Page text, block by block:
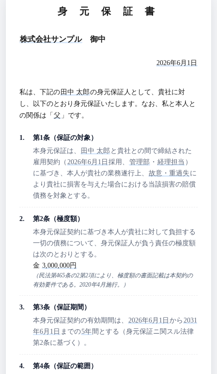
身 元 保 証 書
株式会社サンプル 御中
2026年6月1日
私は、下記の 田中 太郎の身元保証人として、貴社に対
し、以下のとおり身元保証いたします。なお、私と本人と
の関係は「 父 」です。
第1条（保証の対象）
本身元保証は、
田中 太郎 と貴社との間で締結された
雇用契約（ 2026年6月1日 採用、 管理部 ・ 経理担当 ）
に基づき、本人が貴社の業務遂行上、 故意・重過失 に
より貴社に損害を与えた場合における当該損害の賠償
債務を対象とする。
第2条（極度額）
本身元保証契約に基づき本人が貴社に対して負担する
一切の債務について、身元保証人が負う責任の極度額
は次のとおりとする。
金 3,000,000円
（民法第465条の2第2項により、極度額の書面記載は本契約の
有効要件である。2020年4月施行。）
第3条（保証期間）
本身元保証契約の有効期間は、 2026年6月1日 から 2031
年6月1日 までの5年 間とする（身元保証ニ関スル法律
第2条に基づく）。
第4条（保証の範囲）